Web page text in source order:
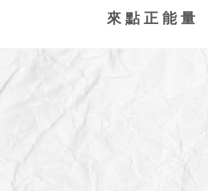
來點正能量